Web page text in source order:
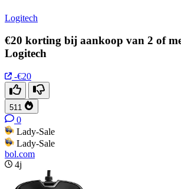
Logitech
€20 korting bij aankoop van 2 of
Logitech
-€20
511
0
Lady-Sale
Lady-Sale
bol.com
4j